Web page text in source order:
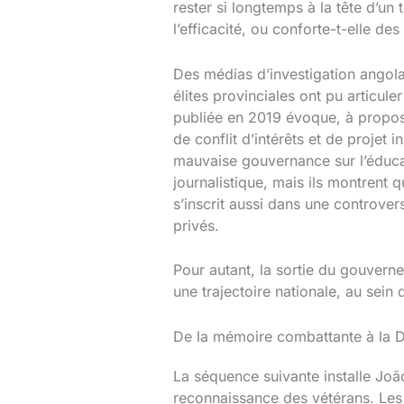
rester si longtemps à la tête
l’efficacité, ou conforte-t-elle des
Des médias d’investigation
élites provinciales ont pu
publiée en 2019 évoque, à
de conflit d’intérêts et de projet
mauvaise gouvernance sur
journalistique, mais ils montrent
s’inscrit aussi dans une
privés.
Pour autant, la sortie du
une trajectoire nationale, au sein
De la mémoire combattante à la
La séquence suivante installe
reconnaissance des vétérans.